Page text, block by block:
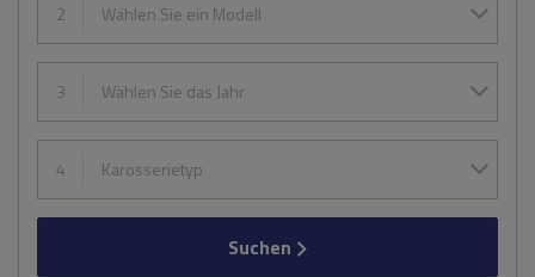
2 Wählen Sie ein Modell
3 Wählen Sie das Jahr
4 Karosserietyp
Suchen